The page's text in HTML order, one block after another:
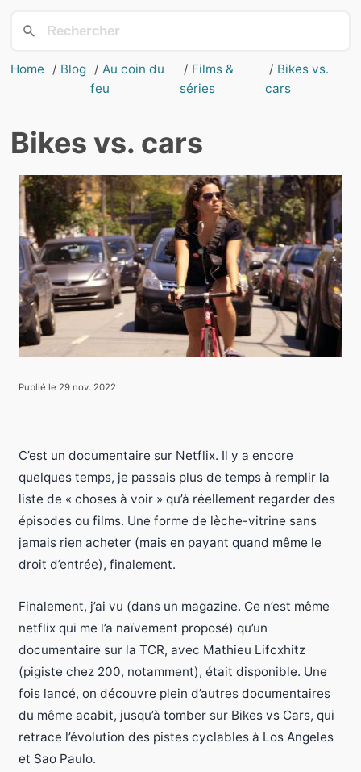
Home Blog
Au coin du
feu
Films &
séries
Bikes vs.
cars
Bikes vs. cars
Publié le 29 nov. 2022
C’est un documentaire sur Netflix. Il y a encore
quelques temps, je passais plus de temps à remplir la
liste de « choses à voir » qu’à réellement regarder des
épisodes ou films. Une forme de lèche-vitrine sans
jamais rien acheter (mais en payant quand même le
droit d’entrée), finalement.
Finalement, j’ai vu (dans un magazine. Ce n’est même
netflix qui me l’a naïvement proposé) qu’un
documentaire sur la TCR, avec Mathieu Lifcxhitz
(pigiste chez 200, notamment), était disponible. Une
fois lancé, on découvre plein d’autres documentaires
du même acabit, jusqu’à tomber sur Bikes vs Cars, qui
retrace l’évolution des pistes cyclables à Los Angeles
et Sao Paulo.